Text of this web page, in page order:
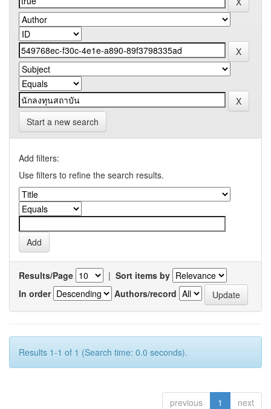
Start a new search
Add filters:
Use filters to refine the search results.
Results/Page | Sort items by
In order
Authors/record
Results 1-1 of 1 (Search time: 0.0 seconds).
previous 1 next